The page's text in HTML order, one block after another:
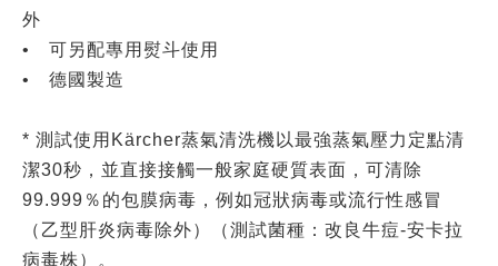
外
• 可另配專用熨斗使用
• 德國製造
* 測試使用Kärcher蒸氣清洗機以最強蒸氣壓力定點清
潔30秒，並直接接觸一般家庭硬質表面，可清除
99.999％的包膜病毒，例如冠狀病毒或流行性感冒
（乙型肝炎病毒除外）（測試菌種：改良牛痘-安卡拉
病毒株）。